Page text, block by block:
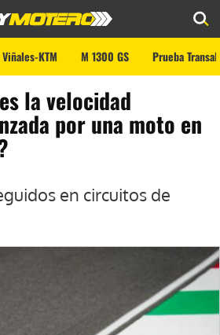
Viñales-KTM M 1300 GS Prueba
la velocidad
por una moto en
en circuitos de